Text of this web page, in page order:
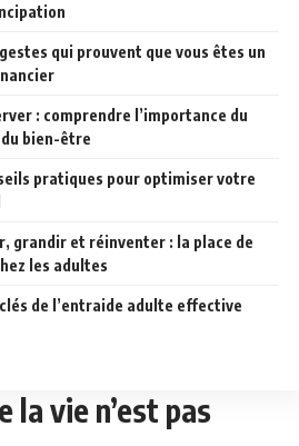
qui prouvent que vous êtes un
: comprendre l’importance du
bien-être
pratiques pour optimiser votre
grandir et réinventer : la place de
les adultes
de l’entraide adulte effective
la vie n’est pas